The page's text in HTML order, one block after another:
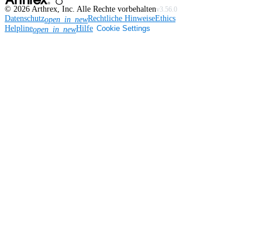
© 2026 Arthrex, Inc. Alle Rechte vorbehaltenv3.56.0
Datenschutzopen_in_newRechtliche HinweiseEthics
Helplineopen_in_newHilfe Cookie Settings